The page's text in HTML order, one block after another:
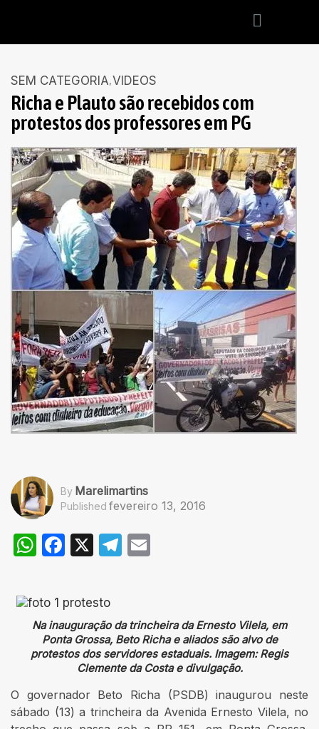
SEM CATEGORIA VIDEOS
Richa e Plauto são recebidos com
protestos dos professores em PG
By Marelimartins
Published fevereiro 13, 2016
WhatsApp
Facebook
X Telegram
Na inauguração da trincheira da Ernesto Vilela, em
Ponta Grossa, Beto Richa e aliados são alvo de
protestos dos servidores estaduais. Imagem: Regis
Clemente da Costa e divulgação.
O governador Beto Richa (PSDB) inaugurou neste
sábado (13) a trincheira da Avenida Ernesto Vilela, no